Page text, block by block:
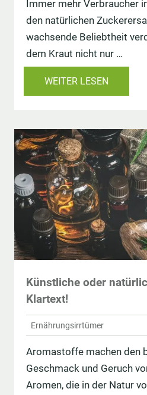
Immer mehr Verbraucher
den natürlichen
wachsende Beliebtheit
dem Kraut nicht nur …
WEITER LESEN
Künstliche oder
Klartext!
Ernährungsirrtümer
Aromastoffe machen den
Geschmack und Geruch
Aromen, die in der Natur